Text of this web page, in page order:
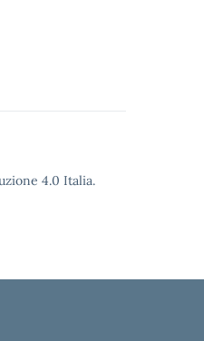
4.0 Italia.